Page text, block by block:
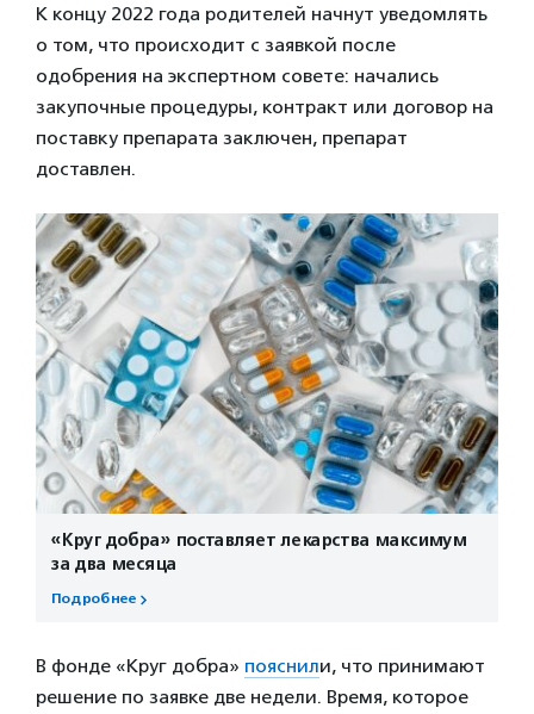
К концу 2022 года родителей начнут уведомлять
о том, что происходит с заявкой после
одобрения на экспертном совете: начались
закупочные процедуры, контракт или договор на
поставку препарата заключен, препарат
доставлен.
«Круг добра» поставляет лекарства максимум
за два месяца
Подробнее
В фонде «Круг добра» пояснили, что принимают
решение по заявке две недели. Время, которое